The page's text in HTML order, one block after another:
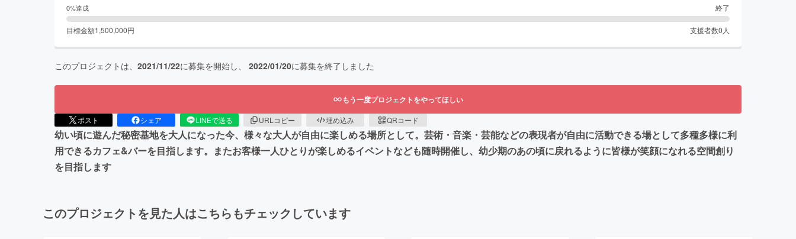
0%達成 終了
目標金額1,500,000円 支援者数0 人
このプロジェクトは、 2021/11/22に募集を開始し、 2022/01/20に募集を終了しました
もう一度プロジェクトをやってほしい
ポスト シェア LINEで送る URLコピー 埋め込み QRコード
幼い頃に遊んだ秘密基地を大人になった今、様々な大人が自由に楽しめる場所として。芸術・音楽・芸能などの表現者が自由に活動できる場として多種多様に利
用できるカフェ&バーを目指します。またお客様一人ひとりが楽しめるイベントなども随時開催し、幼少期のあの頃に戻れるように皆様が笑顔になれる空間創り
を目指します
このプロジェクトを見た人はこちらもチェックしています